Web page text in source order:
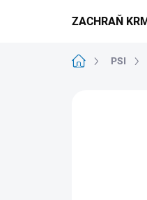
ZACHRAŇ
Domů PSI